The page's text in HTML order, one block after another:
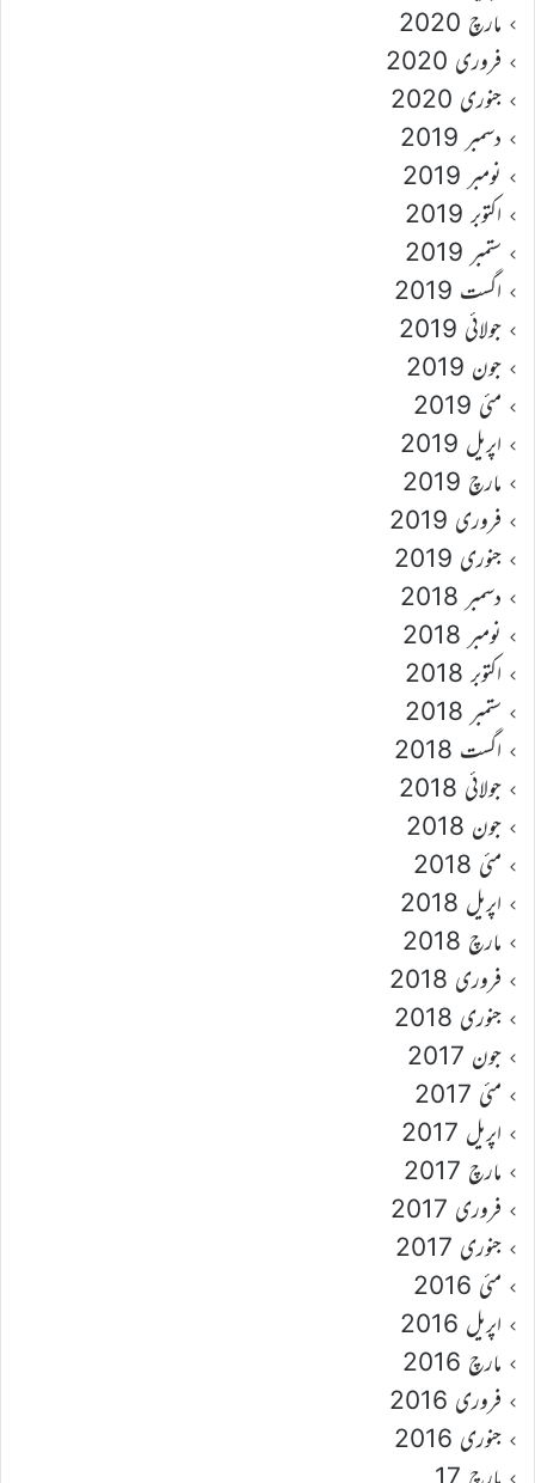
مارچ 2020
فروری 2020
جنوری 2020
دسمبر 2019
نومبر 2019
اکتوبر 2019
ستمبر 2019
اگست 2019
جولائی 2019
جون 2019
مئی 2019
اپریل 2019
مارچ 2019
فروری 2019
جنوری 2019
دسمبر 2018
نومبر 2018
اکتوبر 2018
ستمبر 2018
اگست 2018
جولائی 2018
جون 2018
مئی 2018
اپریل 2018
مارچ 2018
فروری 2018
جنوری 2018
جون 2017
مئی 2017
اپریل 2017
مارچ 2017
فروری 2017
جنوری 2017
مئی 2016
اپریل 2016
مارچ 2016
فروری 2016
جنوری 2016
مارچ 17